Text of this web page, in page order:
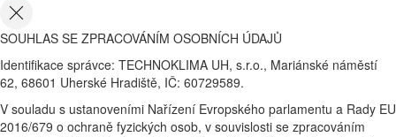
SOUHLAS SE ZPRACOVÁNÍM OSOBNÍCH ÚDAJŮ
Identifikace správce: TECHNOKLIMA UH, s.r.o., Mariánské náměstí
62, 68601 Uherské Hradiště, IČ: 60729589.
V souladu s ustanoveními Nařízení Evropského parlamentu a Rady EU
2016/679 o ochraně fyzických osob, v souvislosti se zpracováním